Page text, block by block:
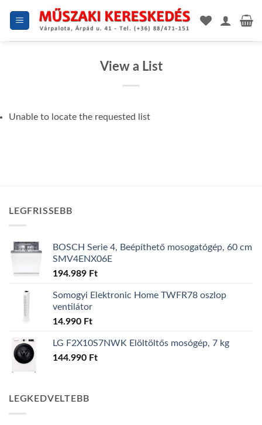
View a List
Unable to locate the requested list
LEGFRISSEBB
BOSCH Serie 4, Beépíthető mosogatógép, 60 cm
SMV4ENX06E
194.989 Ft
Somogyi Elektronic Home TWFR78 oszlop
ventilátor
14.990 Ft
LG F2X10S7NWK Elöltöltős mosógép, 7 kg
144.990 Ft
LEGKEDVELTEBB